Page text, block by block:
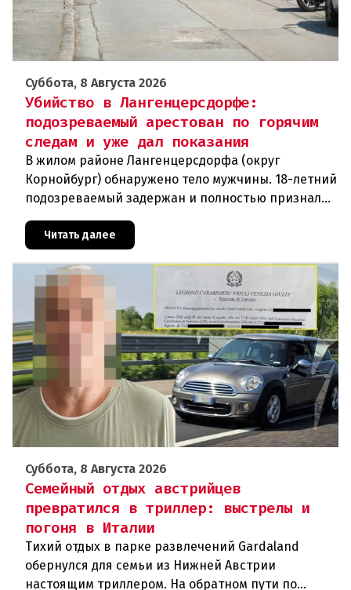
Суббота, 8 Августа 2026
Убийство в Лангенцерсдорфе:
подозреваемый арестован по горячим
следам и уже дал показания
В жилом районе Лангенцерсдорфа (округ
Корнойбург) обнаружено тело мужчины. 18-летний
подозреваемый задержан и полностью признал
свою вину. По данным следствия, преступление
могло быть совершено на поч
Читать далее
Суббота, 8 Августа 2026
Семейный отдых австрийцев
превратился в триллер: выстрелы и
погоня в Италии
Тихий отдых в парке развлечений Gardaland
обернулся для семьи из Нижней Австрии
настоящим триллером. На обратном пути по